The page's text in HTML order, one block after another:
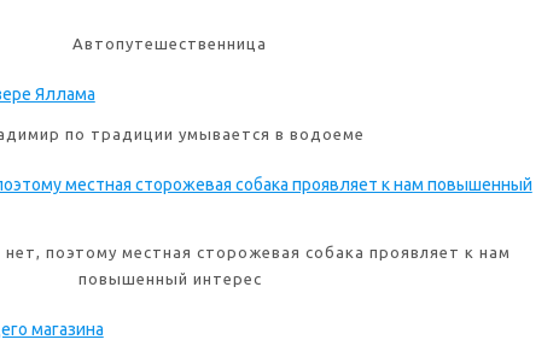
Автопутешественница
по традиции умывается в водоеме
поэтому местная сторожевая собака проявляет к нам
повышенный интерес